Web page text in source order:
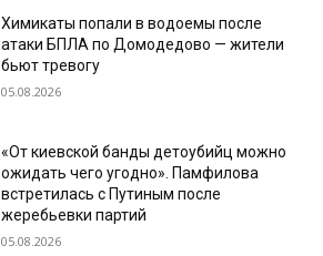
Химикаты попали в водоемы после
атаки БПЛА по Домодедово — жители
бьют тревогу
05.08.2026
«От киевской банды детоубийц можно
ожидать чего угодно». Памфилова
встретилась с Путиным после
жеребьевки партий
05.08.2026